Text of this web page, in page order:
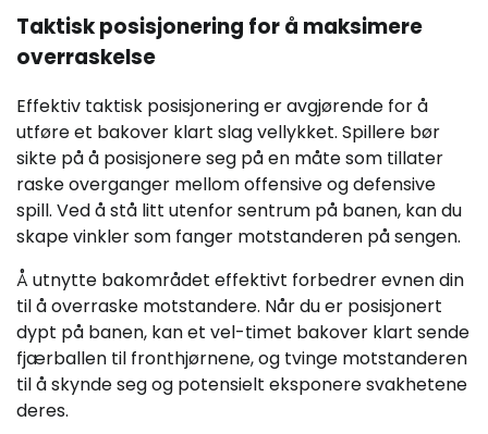
Taktisk posisjonering for å maksimere
overraskelse
Effektiv taktisk posisjonering er avgjørende for å
utføre et bakover klart slag vellykket. Spillere bør
sikte på å posisjonere seg på en måte som tillater
raske overganger mellom offensive og defensive
spill. Ved å stå litt utenfor sentrum på banen, kan du
skape vinkler som fanger motstanderen på sengen.
Å utnytte bakområdet effektivt forbedrer evnen din
til å overraske motstandere. Når du er posisjonert
dypt på banen, kan et vel-timet bakover klart sende
fjærballen til fronthjørnene, og tvinge motstanderen
til å skynde seg og potensielt eksponere svakhetene
deres.